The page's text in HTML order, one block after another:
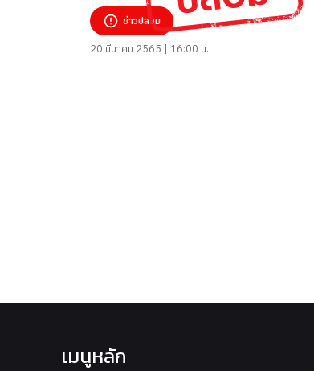
ข่าวปลอม
20 มีนาคม 2565 | 16:00 น.
เมนูหลัก